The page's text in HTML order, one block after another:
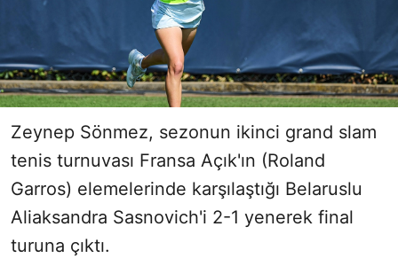
Zeynep Sönmez, sezonun ikinci grand slam
tenis turnuvası Fransa Açık'ın (Roland
Garros) elemelerinde karşılaştığı Belaruslu
Aliaksandra Sasnovich'i 2-1 yenerek final
turuna çıktı.